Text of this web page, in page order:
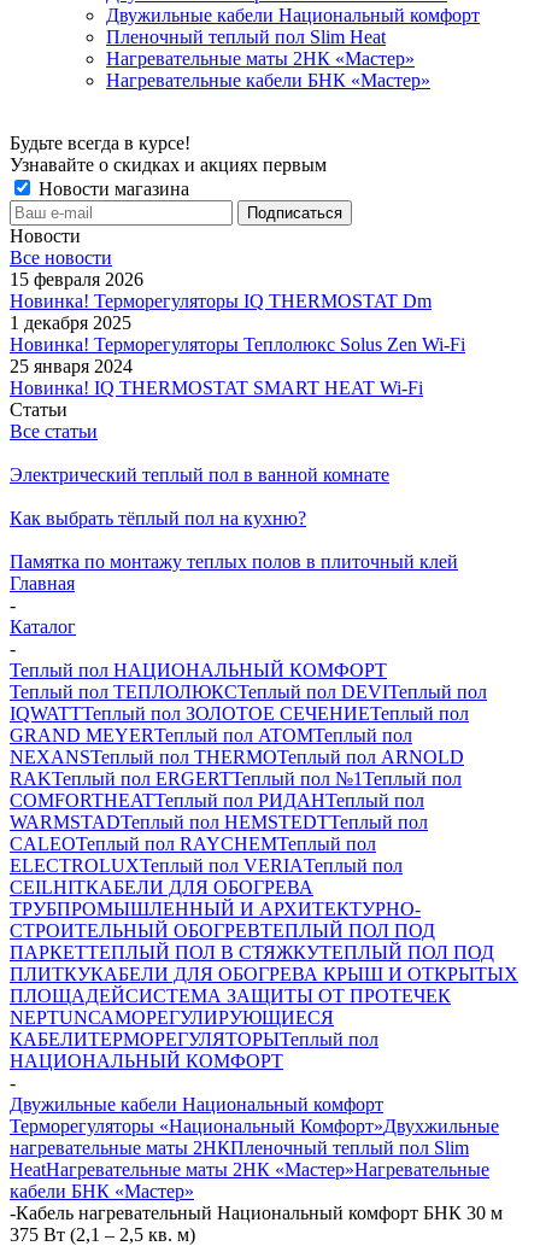
Двужильные кабели Национальный комфорт
Пленочный теплый пол Slim Heat
Нагревательные маты 2НК «Мастер»
Нагревательные кабели БНК «Мастер»
Будьте всегда в курсе!
Узнавайте о скидках и акциях первым
Новости магазина
Новости
Все новости
15 февраля 2026
Новинка! Терморегуляторы IQ THERMOSTAT Dm
1 декабря 2025
Новинка! Терморегуляторы Теплолюкс Solus Zen Wi-Fi
25 января 2024
Новинка! IQ THERMOSTAT SMART HEAT Wi-Fi
Статьи
Все статьи
Электрический теплый пол в ванной комнате
Как выбрать тёплый пол на кухню?
Памятка по монтажу теплых полов в плиточный клей
Главная
-
Каталог
-
Теплый пол НАЦИОНАЛЬНЫЙ КОМФОРТ
Теплый пол ТЕПЛОЛЮКСТеплый пол DEVIТеплый пол
IQWATTТеплый пол ЗОЛОТОЕ СЕЧЕНИЕТеплый пол
GRAND MEYERТеплый пол ATOMТеплый пол
NEXANSТеплый пол THERMOТеплый пол ARNOLD
RAKТеплый пол ERGERTТеплый пол №1Теплый пол
COMFORTHEATТеплый пол РИДАНТеплый пол
WARMSTADТеплый пол HEMSTEDTТеплый пол
CALEOТеплый пол RAYCHEMТеплый пол
ELECTROLUXТеплый пол VERIAТеплый пол
CEILHITКАБЕЛИ ДЛЯ ОБОГРЕВА
ТРУБПРОМЫШЛЕННЫЙ И АРХИТЕКТУРНО-
СТРОИТЕЛЬНЫЙ ОБОГРЕВТЕПЛЫЙ ПОЛ ПОД
ПАРКЕТТЕПЛЫЙ ПОЛ В СТЯЖКУТЕПЛЫЙ ПОЛ ПОД
ПЛИТКУКАБЕЛИ ДЛЯ ОБОГРЕВА КРЫШ И ОТКРЫТЫХ
ПЛОЩАДЕЙСИСТЕМА ЗАЩИТЫ ОТ ПРОТЕЧЕК
NEPTUNСАМОРЕГУЛИРУЮЩИЕСЯ
КАБЕЛИТЕРМОРЕГУЛЯТОРЫТеплый пол
НАЦИОНАЛЬНЫЙ КОМФОРТ
-
Двужильные кабели Национальный комфорт
Терморегуляторы «Национальный Комфорт»Двухжильные
нагревательные маты 2НКПленочный теплый пол Slim
HeatНагревательные маты 2НК «Мастер»Нагревательные
кабели БНК «Мастер»
-Кабель нагревательный Национальный комфорт БНК 30 м
375 Вт (2,1 – 2,5 кв. м)